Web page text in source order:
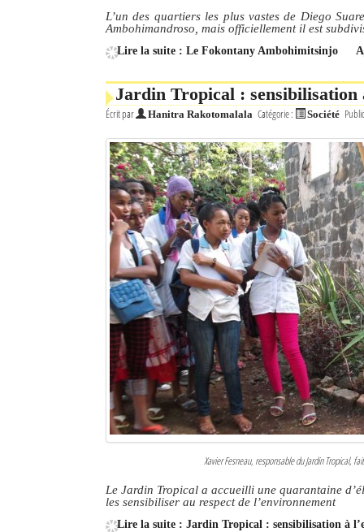
Les Petites Annonces
La Tribune de Diego en PDF
Connexion
Identifiant oublié ?
Mot de passe oublié ?
L’un des quartiers les plus vastes de Diego
Ambohimandroso, mais officiellement il est
Lire la suite : Le Fokontany Ambohimitsinjo
Jardin Tropical : sensibilisation
Écrit par Hanitra Rakotomalala Catégorie : Société
Xavier Fesneau, responsable du Jardin Tropical,
Le Jardin Tropical a accueilli une quarantaine
les sensibiliser au respect de l’environnement
Lire la suite : Jardin Tropical : sensibilisation à